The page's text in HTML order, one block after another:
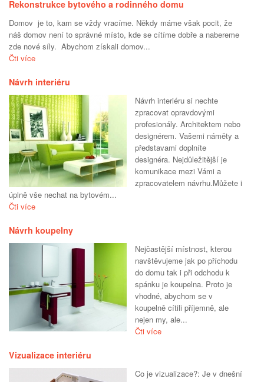
Rekonstrukce bytového a rodinného domu
Domov je to, kam se vždy vracíme. Někdy máme však pocit, že
náš domov není to správné místo, kde se cítíme dobře a nabereme
zde nové síly. Abychom získali domov...
Čti více
Návrh interiéru
Návrh interiéru si nechte
zpracovat opravdovými
profesionály. Architektem nebo
designérem. Vašemi náměty a
představami doplníte
designéra. Nejdůležitější je
komunikace mezi Vámi a
zpracovatelem návrhu.Můžete i
úplně vše nechat na bytovém...
Čti více
Návrh koupelny
Nejčastější místnost, kterou
navštěvujeme jak po příchodu
do domu tak i při odchodu k
spánku je koupelna. Proto je
vhodné, abychom se v
koupelně cítili příjemně, ale
nejen my, ale...
Čti více
Vizualizace interiéru
Co je vizualizace?: Je v dnešní